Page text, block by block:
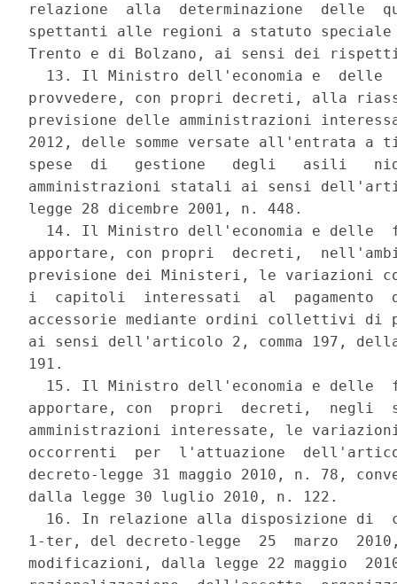
relazione  alla  determinazione
spettanti alle regioni a statuto speciale
Trento e di Bolzano, ai sensi dei
13. Il Ministro dell'economia e  delle
provvedere, con propri decreti, alla
previsione delle amministrazioni
2012, delle somme versate all'entrata
spese  di   gestione   degli   asili
amministrazioni statali ai sensi
legge 28 dicembre 2001, n. 448.
14. Il Ministro dell'economia e delle
apportare, con propri  decreti,
previsione dei Ministeri, le variazioni
i  capitoli  interessati  al  pagamento
accessorie mediante ordini collettivi di
ai sensi dell'articolo 2, comma 197,
191.
15. Il Ministro dell'economia e delle
apportare, con  propri  decreti,  negli
amministrazioni interessate, le
occorrenti  per  l'attuazione
decreto-legge 31 maggio 2010, n. 78,
dalla legge 30 luglio 2010, n. 122.
16. In relazione alla disposizione di
1-ter, del decreto-legge  25  marzo
modificazioni, dalla legge 22 maggio